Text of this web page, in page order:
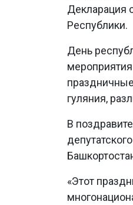
Декларация
Республики.
День
гуляния,
В
«Этот